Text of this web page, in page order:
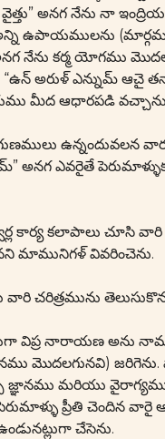
అనగ నేను నా
ఉపాయములను
నేను కర్మ యోగము
అరుళ్ ఎన్నుమ్ ఆచై
మీద ఆధారపడి
ఉన్నందువలన
అనగ ఎవరైతే
కార్య కలాపాలు చూసి వారి
మామునిగళ్ వివరించెను.
చరిత్రమును
విప్ర నారాయణ అను
మొదలగునవి)
మరియు వైరాగ్యము
ప్రీతి చెందిన వారై
చేసెను.